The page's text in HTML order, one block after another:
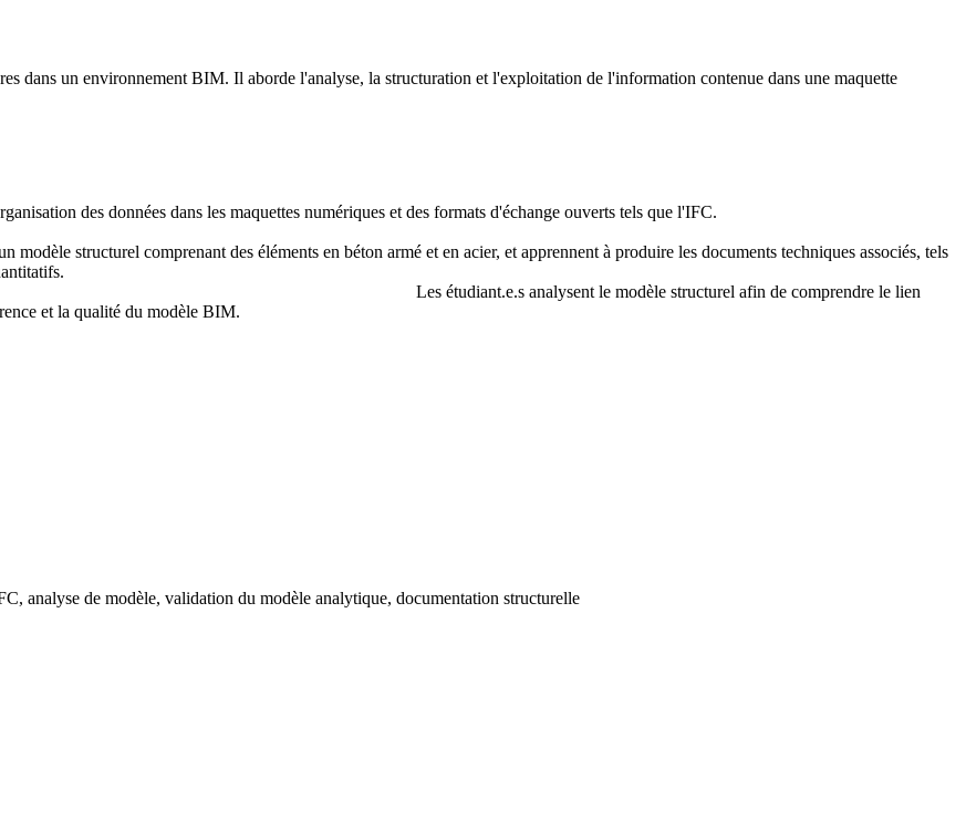
dans un environnement BIM. Il aborde l'analyse, la structuration et l'exploitation de l'information contenue dans une maquette
des données dans les maquettes numériques et des formats d'échange ouverts tels que l'IFC.
structurel comprenant des éléments en béton armé et en acier, et apprennent à produire les documents techniques associés, tels
étudiant.e.s analysent le modèle structurel afin de comprendre le lien
et la qualité du modèle BIM.
analyse de modèle, validation du modèle analytique, documentation structurelle